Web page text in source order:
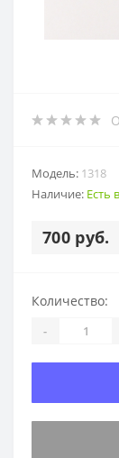
Модель: 1318
Наличие: Есть
700 руб.
Количество:
-